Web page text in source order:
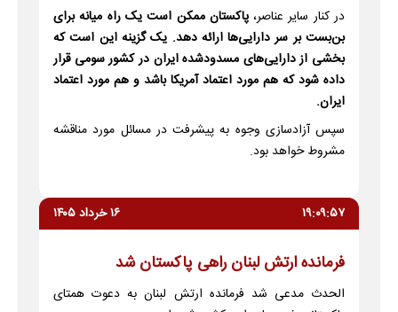
در کنار سایر عناصر،پاکستان ممکن است یک راه میانه برای
بن‌بست بر سر دارایی‌ها ارائه دهد. یک گزینه این است که
بخشی از دارایی‌های مسدودشده ایران در کشور سومی قرار
داده شود که هم مورد اعتماد آمریکا باشد و هم مورد اعتماد
ایران.
سپس آزادسازی وجوه به پیشرفت در مسائل مورد مناقشه
مشروط خواهد بود.
۱۹:۰۹:۵۷ ۱۶ خرداد ۱۴۰۵
فرمانده ارتش لبنان راهی پاکستان شد
الحدث مدعی شد فرمانده ارتش لبنان به دعوت همتای